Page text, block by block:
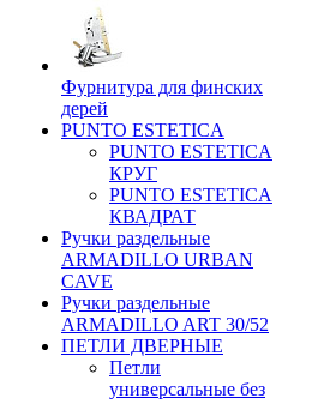
Фурнитура для финских
дерей
PUNTO ESTETICA
PUNTO ESTETICA
КРУГ
PUNTO ESTETICA
КВАДРАТ
Ручки раздельные
ARMADILLO URBAN
CAVE
Ручки раздельные
ARMADILLO ART 30/52
ПЕТЛИ ДВЕРНЫЕ
Петли
универсальные без